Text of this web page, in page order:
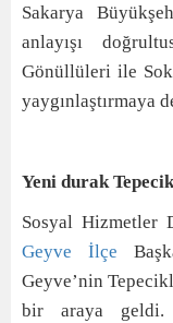
Sakarya
anlayışı
Gönüllüleri ile
yaygınlaştırmaya
Yeni durak
Sosyal Hizmetler
Geyve
İlçe
Geyve’nin
bir araya geldi.